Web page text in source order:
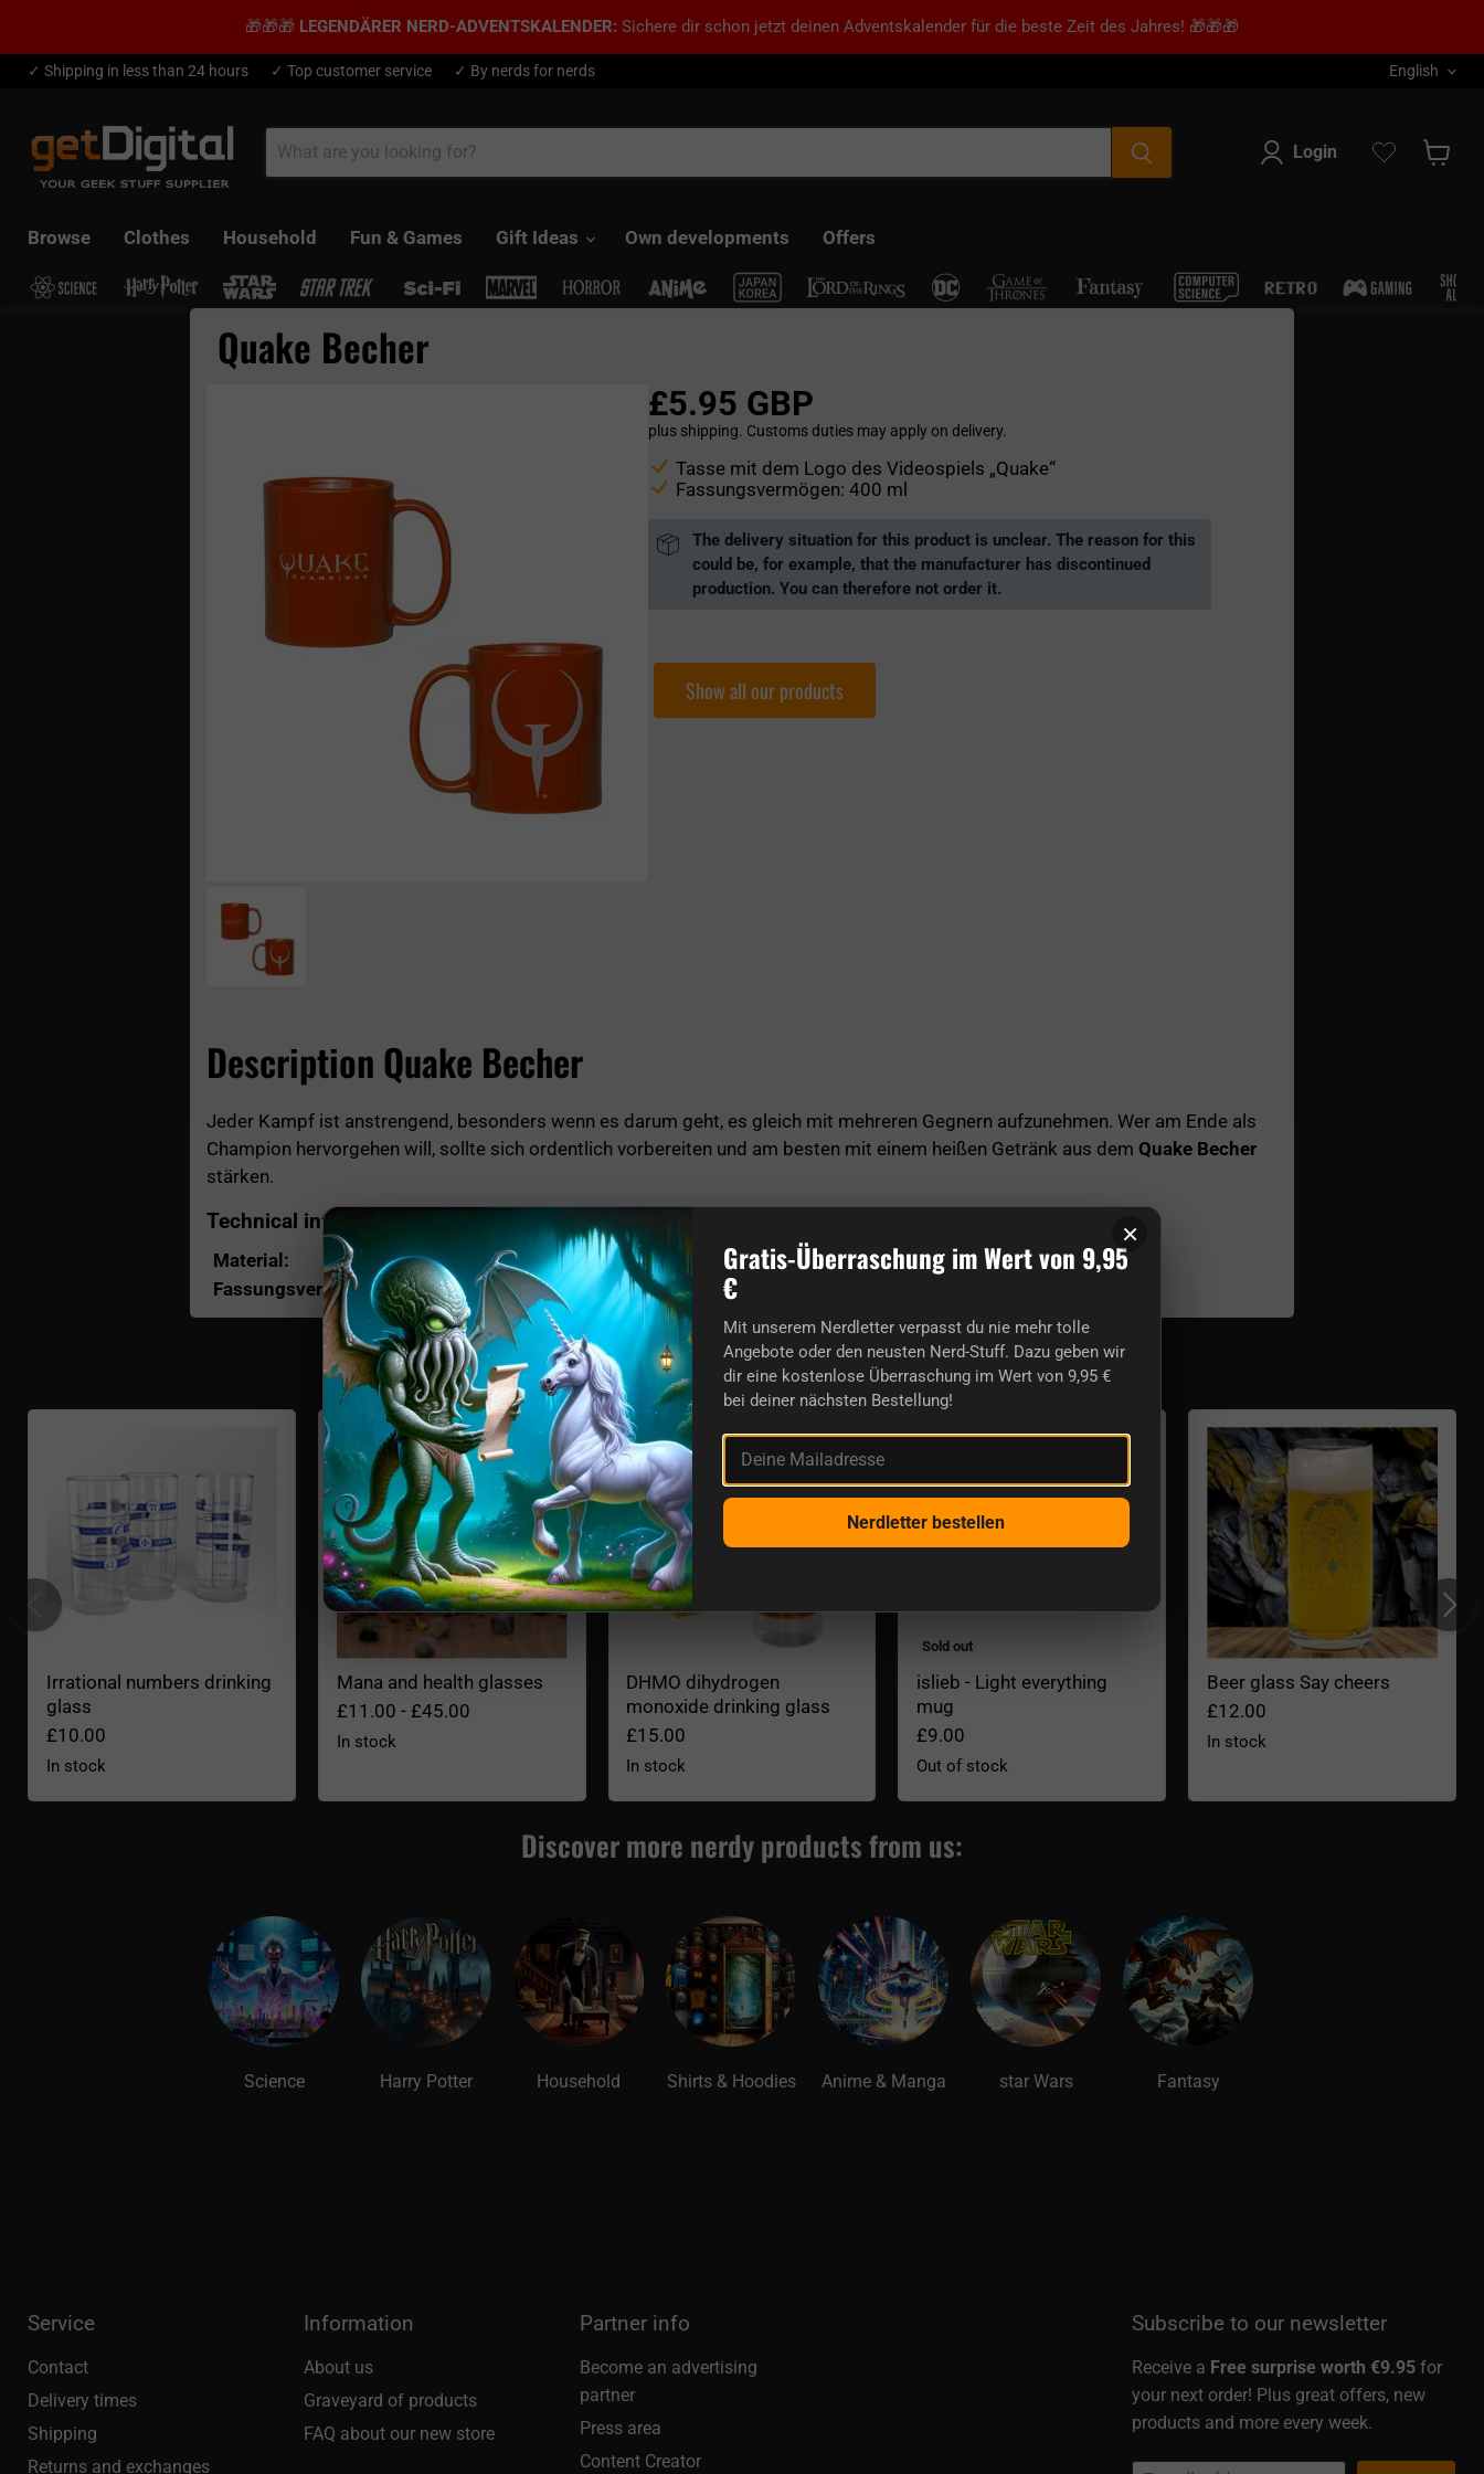
🎁🎁🎁 LEGENDÄRER NERD-ADVENTSKALENDER: Sichere dir schon jetzt deinen Adventskalender für die beste Zeit des Jahres! 🎁🎁🎁
✓ Shipping in less than 24 hours ✓ Top customer service ✓ By nerds for nerds Language
English
Login
Browse Clothes Household Fun & Games Gift Ideas Own developments Offers
Quake Becher
£5.95 GBP
plus shipping. Customs duties may apply on delivery.
Tasse mit dem Logo des Videospiels „Quake“
Fassungsvermögen: 400 ml
The delivery situation for this product is unclear. The reason for this
could be, for example, that the manufacturer has discontinued
production. You can therefore not order it.
Show all our products
Description Quake Becher
Jeder Kampf ist anstrengend, besonders wenn es darum geht, es gleich mit mehreren Gegnern aufzunehmen. Wer am Ende als
Champion hervorgehen will, sollte sich ordentlich vorbereiten und am besten mit einem heißen Getränk aus dem Quake Becher
stärken.
Technical info
Material:
Keramik
Fassungsvermögen: 400 ml
Aktuell lieferbar aus der Kategorie Mugs &amp; Glasses
Irrational numbers drinking
glass
£10.00
In stock
Mana and health glasses
Mana and health glasses
£11.00 - £45.00
In stock
DHMO dihydrogen monoxide drinking glass
DHMO dihydrogen
monoxide drinking glass
£15.00
In stock
Sold out
islieb - Light everything mug
islieb - Light everything
mug
£9.00
Out of stock
Beer glass Say cheers
Beer glass Say cheers
£12.00
In stock
Discover more nerdy products from us:
Science Harry Potter Household Shirts & Hoodies Anime & Manga star Wars Fantasy
Service
Contact
Delivery times
Shipping
Returns and exchanges
Information
About us
Graveyard of products
FAQ about our new store
Partner info
Become an advertising
partner
Press area
Content Creator
Subscribe to our newsletter
Receive a Free surprise worth €9.95 for
your next order! Plus great offers, new
products and more every week.
×
Gratis-Überraschung im Wert von 9,95
€
Mit unserem Nerdletter verpasst du nie mehr tolle
Angebote oder den neusten Nerd-Stuff. Dazu geben wir
dir eine kostenlose Überraschung im Wert von 9,95 €
bei deiner nächsten Bestellung!
Deine Mailadresse
Nerdletter bestellen